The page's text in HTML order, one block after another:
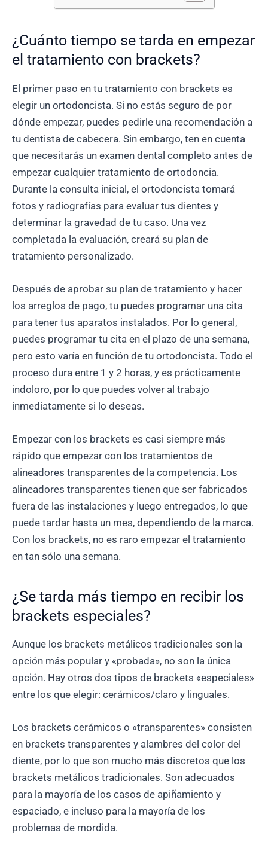
¿Cuánto tiempo se tarda en empezar
el tratamiento con brackets?
El primer paso en tu tratamiento con brackets es
elegir un ortodoncista. Si no estás seguro de por
dónde empezar, puedes pedirle una recomendación a
tu dentista de cabecera. Sin embargo, ten en cuenta
que necesitarás un examen dental completo antes de
empezar cualquier tratamiento de ortodoncia.
Durante la consulta inicial, el ortodoncista tomará
fotos y radiografías para evaluar tus dientes y
determinar la gravedad de tu caso. Una vez
completada la evaluación, creará su plan de
tratamiento personalizado.
Después de aprobar su plan de tratamiento y hacer
los arreglos de pago, tu puedes programar una cita
para tener tus aparatos instalados. Por lo general,
puedes programar tu cita en el plazo de una semana,
pero esto varía en función de tu ortodoncista. Todo el
proceso dura entre 1 y 2 horas, y es prácticamente
indoloro, por lo que puedes volver al trabajo
inmediatamente si lo deseas.
Empezar con los brackets es casi siempre más
rápido que empezar con los tratamientos de
alineadores transparentes de la competencia. Los
alineadores transparentes tienen que ser fabricados
fuera de las instalaciones y luego entregados, lo que
puede tardar hasta un mes, dependiendo de la marca.
Con los brackets, no es raro empezar el tratamiento
en tan sólo una semana.
¿Se tarda más tiempo en recibir los
brackets especiales?
Aunque los brackets metálicos tradicionales son la
opción más popular y «probada», no son la única
opción. Hay otros dos tipos de brackets «especiales»
entre los que elegir: cerámicos/claro y linguales.
Los brackets cerámicos o «transparentes» consisten
en brackets transparentes y alambres del color del
diente, por lo que son mucho más discretos que los
brackets metálicos tradicionales. Son adecuados
para la mayoría de los casos de apiñamiento y
espaciado, e incluso para la mayoría de los
problemas de mordida.